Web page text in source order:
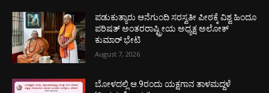
ಪಡುಕುತ್ಯಾರು ಆನೆಗುಂದಿ ಸರಸ್ವತೀ ಪೀಠಕ್ಕೆ ವಿಶ್ವ ಹಿಂದೂ
ಪರಿಷತ್ ಅಂತರರಾಷ್ಟ್ರೀಯ ಅಧ್ಯಕ್ಷ ಅಲೋಕ್
ಕುಮಾರ್ ಭೇಟಿ
August 7, 2026
ಬೋಳದಲ್ಲಿ ಆ.9ರಂದು ಯಕ್ಷಗಾನ ತಾಳಮದ್ದಳೆ